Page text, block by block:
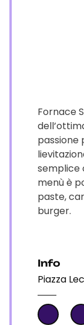
Fornace
passione
semplice
menù è
paste,
burger.
Info
Piazza